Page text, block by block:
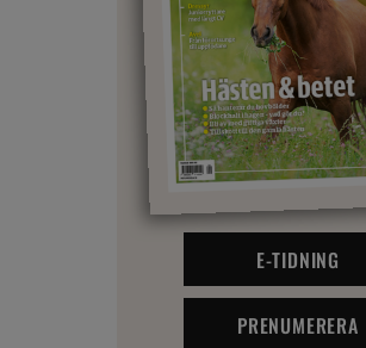
E-TIDNING
PRENUMERERA